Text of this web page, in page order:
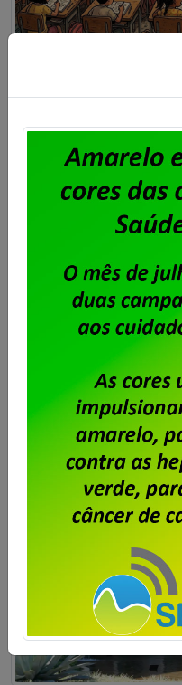
Superlotação
na qualidade
debate na
Publicado porImprensa
A Confederação
Educação (CNTE)
de uma audiência
Deputados para
turmas na qualidade
objeto do Projeto de
um limite máximo de
nível escolar. […]
Saiba mais